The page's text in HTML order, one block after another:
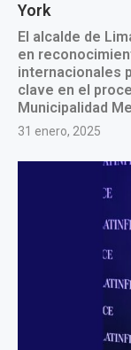
York
El alcalde de
en
internacionales
clave en el
Municipalidad
31 enero, 2025